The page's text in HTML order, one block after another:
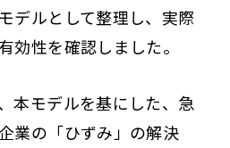
デルとして整理し、実際
効性を確認しました。
本モデルを基にした、急
業の「ひずみ」の解決